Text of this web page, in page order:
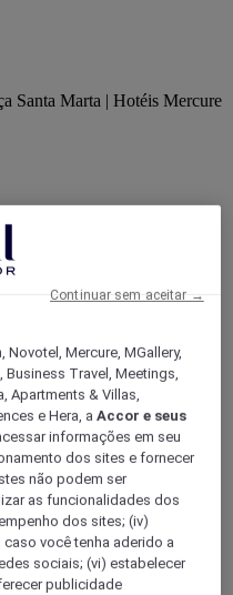
Santa Marta | Hotéis Mercure
Novotel, Mercure, MGallery,
Travel, Meetings,
Apartments & Villas,
e Hera, aAccor e seus
informações em seu
dos sites e fornecer
não podem ser
as funcionalidades dos
dos sites; (iv)
você tenha aderido a
sociais; (vi) estabelecer
publicidade
Continuar sem aceitar →